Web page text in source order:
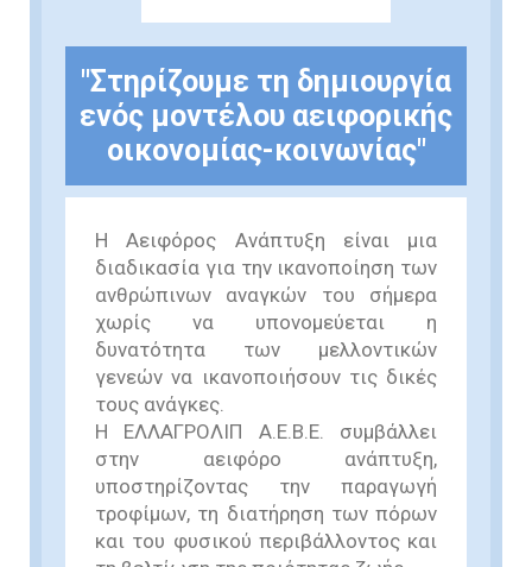
"Στηρίζουμε τη δημιουργία
ενός μοντέλου αειφορικής
οικονομίας-κοινωνίας"
Η Αειφόρος Ανάπτυξη είναι μια
διαδικασία για την ικανοποίηση των
ανθρώπινων αναγκών του σήμερα
χωρίς να υπονομεύεται η
δυνατότητα των μελλοντικών
γενεών να ικανοποιήσουν τις δικές
τους ανάγκες.
Η ΕΛΛΑΓΡΟΛΙΠ Α.Ε.Β.Ε. συμβάλλει
στην αειφόρο ανάπτυξη,
υποστηρίζοντας την παραγωγή
τροφίμων, τη διατήρηση των πόρων
και του φυσικού περιβάλλοντος και